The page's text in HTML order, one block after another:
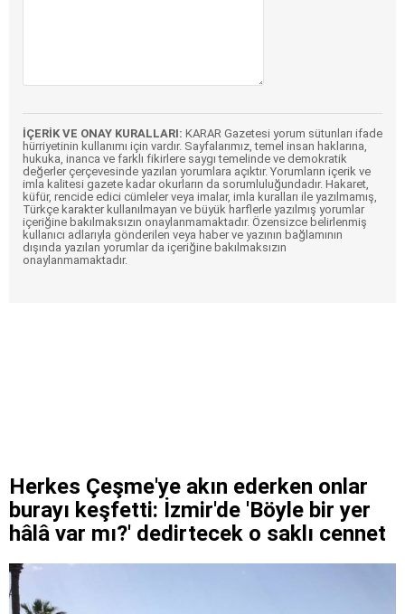
İÇERİK VE ONAY KURALLARI: KARAR Gazetesi yorum sütunları ifade
hürriyetinin kullanımı için vardır. Sayfalarımız, temel insan haklarına,
hukuka, inanca ve farklı fikirlere saygı temelinde ve demokratik
değerler çerçevesinde yazılan yorumlara açıktır. Yorumların içerik ve
imla kalitesi gazete kadar okurların da sorumluluğundadır. Hakaret,
küfür, rencide edici cümleler veya imalar, imla kuralları ile yazılmamış,
Türkçe karakter kullanılmayan ve büyük harflerle yazılmış yorumlar
içeriğine bakılmaksızın onaylanmamaktadır. Özensizce belirlenmiş
kullanıcı adlarıyla gönderilen veya haber ve yazının bağlamının
dışında yazılan yorumlar da içeriğine bakılmaksızın
onaylanmamaktadır.
Herkes Çeşme'ye akın ederken onlar
burayı keşfetti: İzmir'de 'Böyle bir yer
hâlâ var mı?' dedirtecek o saklı cennet